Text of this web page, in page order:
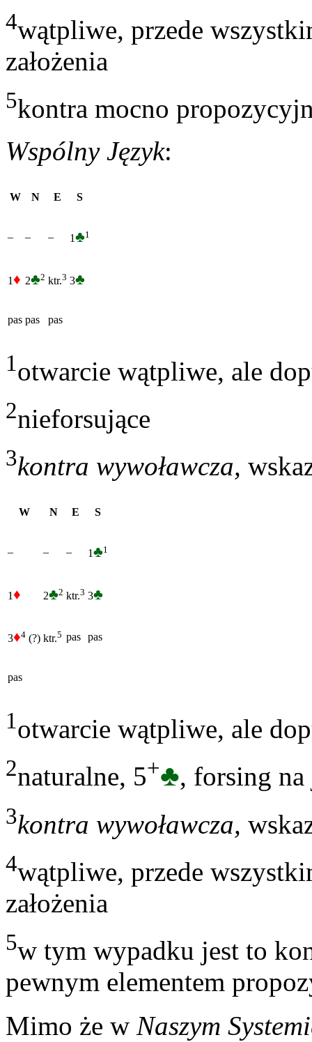
4wątpliwe, przede
założenia
5kontra mocno
Wspólny Język:
W N E S
– – – 1♣1
1♦ 2♣2 ktr.3 3♣
pas pas pas
1otwarcie wątpliwe, ale
2nieforsujące
3kontra wywoławcza,
W N E S
– – – 1♣1
1♦ 2♣2 ktr.3 3♣
3♦4 (?) ktr.5 pas pas
pas
1otwarcie wątpliwe, ale
2naturalne, 5+♣, forsing na
3kontra wywoławcza,
4wątpliwe, przede
założenia
5w tym wypadku jest to
pewnym elementem
Mimo że w Naszym